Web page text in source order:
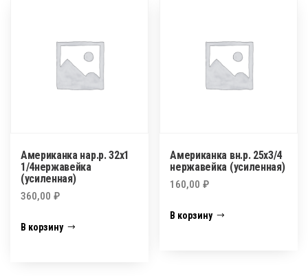
Американка нар.р. 32х1
1/4нержавейка
(усиленная)
360,00 ₽
В корзину
Американка вн.р. 25х3/4
нержавейка (усиленная)
160,00₽
В корзину